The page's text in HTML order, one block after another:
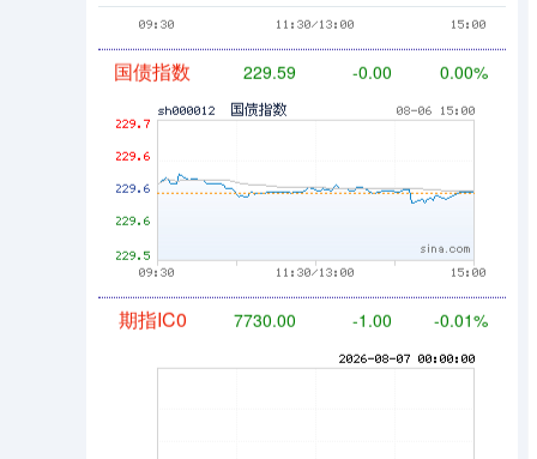
国债指数 229.59 0.00%
-1.00 -0.01%